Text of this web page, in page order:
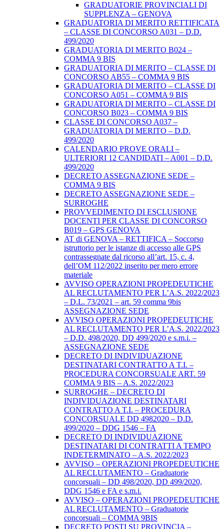
GRADUATORIE PROVINCIALI DI
SUPPLENZA – GENOVA
GRADUATORIA DI MERITO RETTIFICATA
– CLASSE DI CONCORSO A031 – D.D.
499/2020
GRADUATORIA DI MERITO B024 –
COMMA 9 BIS
GRADUATORIA DI MERITO – CLASSE DI
CONCORSO AB55 – COMMA 9 BIS
GRADUATORIA DI MERITO – CLASSE DI
CONCORSO A051 – COMMA 9 BIS
GRADUATORIA DI MERITO – CLASSE DI
CONCORSO B023 – COMMA 9 BIS
CLASSE DI CONCORSO A037 –
GRADUATORIA DI MERITO – D.D.
499/2020
CALENDARIO PROVE ORALI –
ULTERIORI 12 CANDIDATI – A001 – D.D.
499/2020
DECRETO ASSEGNAZIONE SEDE –
COMMA 9 BIS
DECRETO ASSEGNAZIONE SEDE –
SURROGHE
PROVVEDIMENTO DI ESCLUSIONE
DOCENTI PER CLASSE DI CONCORSO
B019 – GPS GENOVA
AT di GENOVA – RETTIFICA – Soccorso
istruttorio per le istanze di accesso alle GPS
contrassegnate dal ricorso all’art. 15, c. 4,
dell’OM 112/2022 inserito per mero errore
materiale
AVVISO OPERAZIONI PROPEDEUTICHE
AL RECLUTAMENTO PER L’A.S. 2022/2023
– D.L. 73/2021 – art. 59 comma 9bis
ASSEGNAZIONE SEDE
AVVISO OPERAZIONI PROPEDEUTICHE
AL RECLUTAMENTO PER L’A.S. 2022/2023
– D.D. 498/2020, DD 499/2020 e s.m.i. –
ASSEGNAZIONE SEDE
DECRETO DI INDIVIDUAZIONE
DESTINATARI CONTRATTO A T.I. –
PROCEDURA CONCORSUALE ART. 59
COMMA 9 BIS – A.S. 2022/2023
SURROGHE – DECRETO DI
INDIVIDUAZIONE DESTINATARI
CONTRATTO A T.I. – PROCEDURA
CONCORSUALE DD 4982020 – D.D.
499/2020 – DDG 1546 – FA
DECRETO DI INDIVIDUAZIONE
DESTINATARI DI CONTRATTI A TEMPO
INDETERMINATO – A.S. 2022/2023
AVVISO – OPERAZIONI PROPEDEUTICHE
AL RECLUTAMENTO – Graduatorie
concorsuali – DD 498/2020, DD 499/2020,
DDG 1546 e FA e s.m.i.
AVVISO – OPERAZIONI PROPEDEUTICHE
AL RECLUTAMENTO – Graduatorie
concorsuali – COMMA 9BIS
DECRETO POSTI SU PROVINCIA –